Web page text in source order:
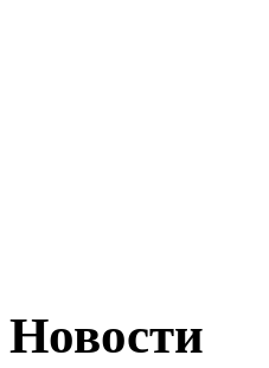
Новости